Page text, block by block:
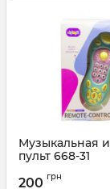
Музыкальная
пульт 668-31
Артикул:
200 грн